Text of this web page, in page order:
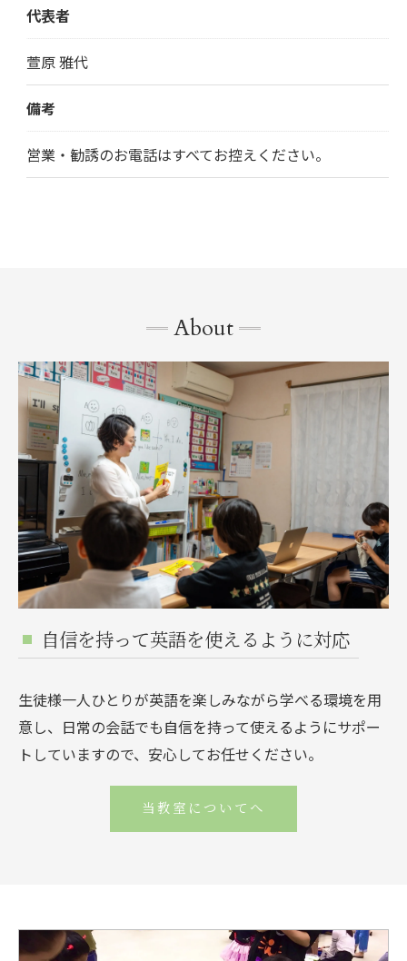
代表者
萱原 雅代
備考
営業・勧誘のお電話はすべてお控えください。
About
自信を持って英語を使えるように対応
生徒様一人ひとりが英語を楽しみながら学べる環境を用
意し、日常の会話でも自信を持って使えるようにサポー
トしていますので、安心してお任せください。
当教室についてへ